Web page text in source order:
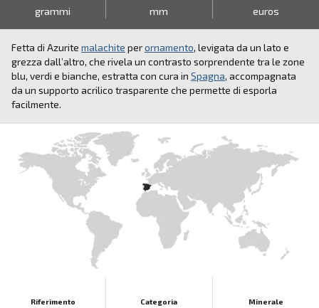
grammi mm euros
Fetta di Azurite malachite perornamento, levigata da un lato e
grezza dall’altro, che rivela un contrasto sorprendente tra le zone
blu, verdi e bianche, estratta con cura in Spagna, accompagnata
da un supporto acrilico trasparente che permette di esporla
facilmente.
Riferimento Categoria Minerale